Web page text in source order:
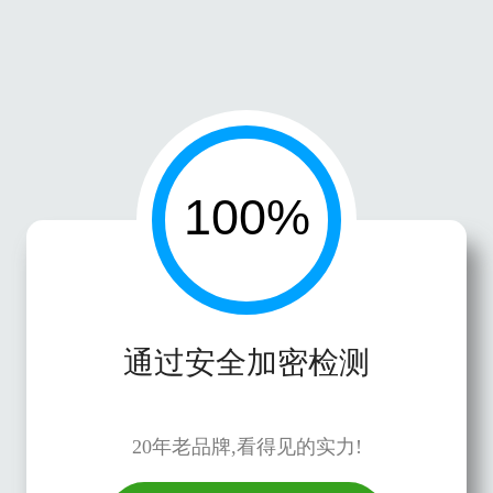
通过安全加密检测
20年老品牌,看得见的实力!